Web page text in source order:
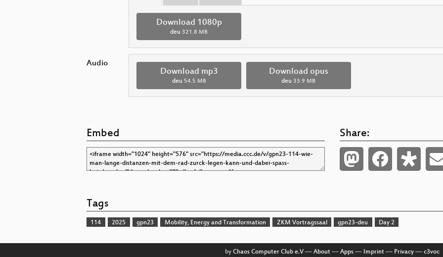
Download 1080p
deu 321.8 MB
Audio
Download mp3
deu 54.5 MB
Download opus
deu 33.9 MB
Embed Share:
Tags
114 2025 gpn23 Mobility, Energy and Transformation ZKM Vortragssaal gpn23-deu Day 2
by Chaos Computer Club e.V –– About –– Apps –– Imprint –– Privacy –– c3voc